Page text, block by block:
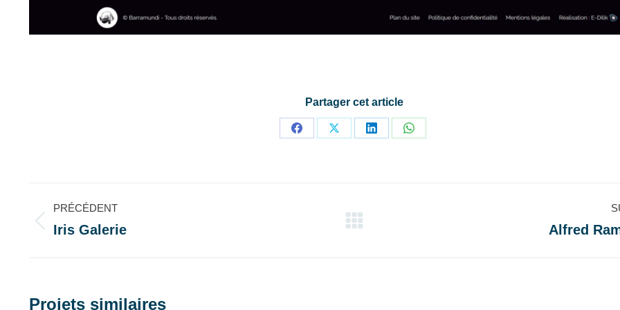
Partager cet article
PartagerPartagerPartagerPartager
Navigation
de
PRÉCÉDENT
Onglet
Iris Galerie Alfred
Projets similaires